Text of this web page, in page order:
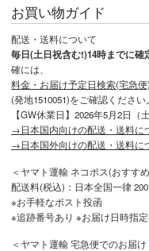
お買い物ガイド
配送・送料について
毎日(土日祝含む!)14時までに
確には、
料金・お届け予定日検索(宅急
(発地1510051)をご確認ください。
【GW休業日】2026年5月2日（
→日本国内向けの配送・送料に
→日本国外向けの配送・送料に
＜ヤマト運輸 ネコポス(おすす
配送料(税込)：日本全国一律
※お手軽なポスト投函
※追跡番号あり ※お届け日時指
＜ヤマト運輸 宅急便でのお届け